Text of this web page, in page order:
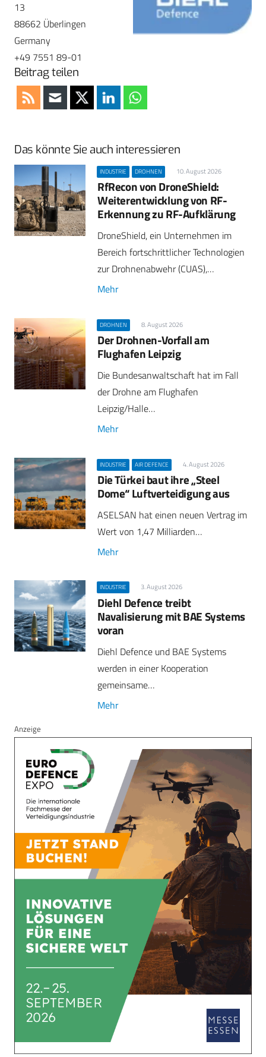
13
88662 Überlingen
Germany
+49 7551 89-01
Beitrag teilen
Das könnte Sie auch interessieren
INDUSTRIE DROHNEN 10. August 2026
RfRecon von DroneShield:
Weiterentwicklung von RF-
Erkennung zu RF-Aufklärung
DroneShield, ein Unternehmen im
Bereich fortschrittlicher Technologien
zur Drohnenabwehr (CUAS),…
Mehr
DROHNEN 8. August 2026
Der Drohnen-Vorfall am
Flughafen Leipzig
Die Bundesanwaltschaft hat im Fall
der Drohne am Flughafen
Leipzig/Halle…
Mehr
INDUSTRIE AIR DEFENCE 4. August 2026
Die Türkei baut ihre „Steel
Dome“ Luftverteidigung aus
ASELSAN hat einen neuen Vertrag im
Wert von 1,47 Milliarden…
Mehr
INDUSTRIE 3. August 2026
Diehl Defence treibt
Navalisierung mit BAE Systems
voran
Diehl Defence und BAE Systems
werden in einer Kooperation
gemeinsame…
Mehr
Anzeige